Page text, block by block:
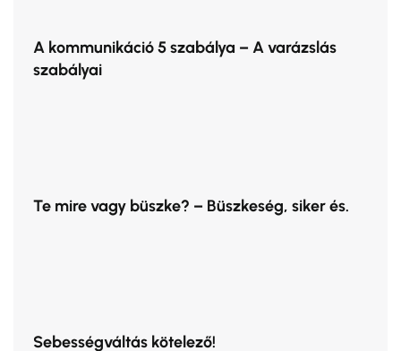
A kommunikáció 5 szabálya – A varázslás
szabályai
Te mire vagy büszke? – Büszkeség, siker és.
Sebességváltás kötelező!